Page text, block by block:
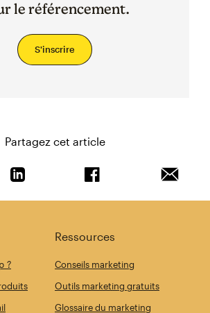
le référencement.
S'inscrire
Partagez cet article
?
Ressources
Conseils marketing
Outils marketing gratuits
Glossaire du marketing